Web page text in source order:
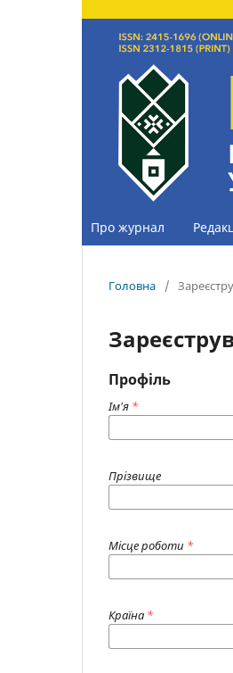
Про журнал
Головна /
Профіль
Ім'я *
Прізвище
Місце роботи *
Країна *